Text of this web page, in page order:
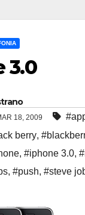
3.0
18, 2009
berry,
, #iphone 3.0,
, #push, #steve